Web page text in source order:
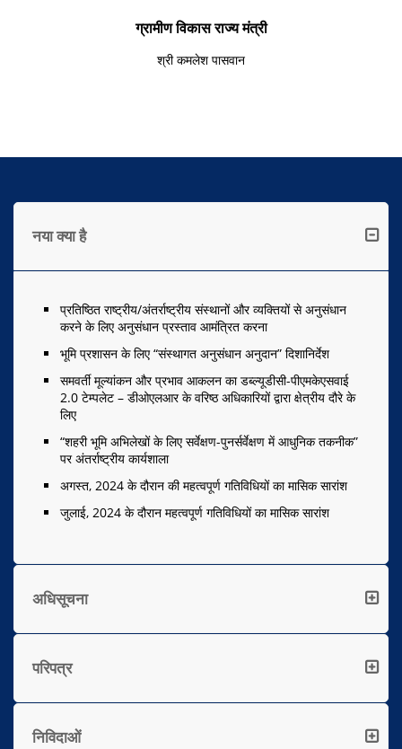
ग्रामीण विकास राज्य मंत्री
श्री कमलेश पासवान
नया क्या है
प्रतिष्ठित राष्ट्रीय/अंतर्राष्ट्रीय संस्थानों और व्यक्तियों से अनुसंधान
करने के लिए अनुसंधान प्रस्ताव आमंत्रित करना
भूमि प्रशासन के लिए “संस्थागत अनुसंधान अनुदान” दिशानिर्देश
समवर्ती मूल्यांकन और प्रभाव आकलन का डब्ल्यूडीसी-पीएमकेएसवाई
2.0 टेम्पलेट – डीओएलआर के वरिष्ठ अधिकारियों द्वारा क्षेत्रीय दौरे के
लिए
“शहरी भूमि अभिलेखों के लिए सर्वेक्षण-पुनर्सर्वेक्षण में आधुनिक तकनीक”
पर अंतर्राष्ट्रीय कार्यशाला
अगस्त, 2024 के दौरान की महत्वपूर्ण गतिविधियों का मासिक सारांश
जुलाई, 2024 के दौरान महत्वपूर्ण गतिविधियों का मासिक सारांश
अधिसूचना
परिपत्र
निविदाओं